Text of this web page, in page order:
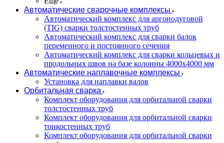
Автоматические сварочные комплексы
Автоматический комплекс для аргонодуговой
(TIG) сварки толстостенных труб
Автоматический комплекс для сварки балок
переменного и постоянного сечения
Автоматический комплекс для сварки кольцевых и
продольных швов на базе колонны 4000x4000 мм
Автоматические наплавочные комплексы
Установка для наплавки валов
Орбитальная сварка
Комплект оборудования для орбитальной сварки
толстостенных труб
Комплект оборудования для орбитальной сварки
тонкостенных труб
Комплект оборудования для орбитальной сварки